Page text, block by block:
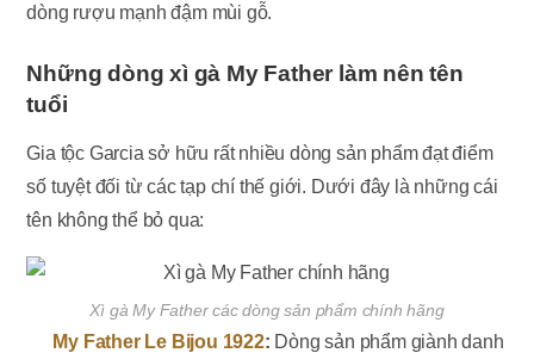
dòng rượu mạnh đậm mùi gỗ.
Những dòng xì gà My Father làm nên tên
tuổi
Gia tộc Garcia sở hữu rất nhiều dòng sản phẩm đạt điểm
số tuyệt đối từ các tạp chí thế giới. Dưới đây là những cái
tên không thể bỏ qua:
Xì gà My Father các dòng sản phẩm chính hãng
My Father Le Bijou 1922: Dòng sản phẩm giành danh